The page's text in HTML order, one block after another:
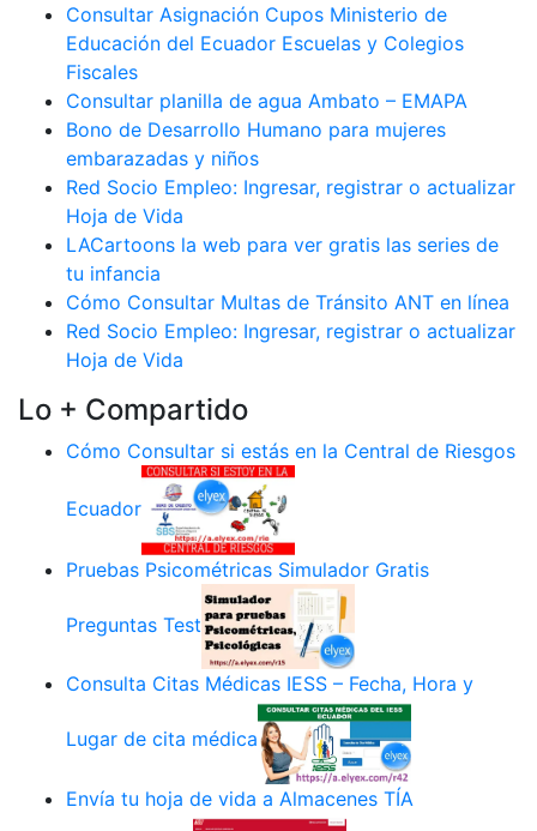
Consultar Asignación Cupos Ministerio de
Educación del Ecuador Escuelas y Colegios
Fiscales
Consultar planilla de agua Ambato – EMAPA
Bono de Desarrollo Humano para mujeres
embarazadas y niños
Red Socio Empleo: Ingresar, registrar o actualizar
Hoja de Vida
LACartoons la web para ver gratis las series de
tu infancia
Cómo Consultar Multas de Tránsito ANT en línea
Red Socio Empleo: Ingresar, registrar o actualizar
Hoja de Vida
Lo + Compartido
Cómo Consultar si estás en la Central de Riesgos
Ecuador
Pruebas Psicométricas Simulador Gratis
Preguntas Test
Consulta Citas Médicas IESS – Fecha, Hora y
Lugar de cita médica
Envía tu hoja de vida a Almacenes TÍA